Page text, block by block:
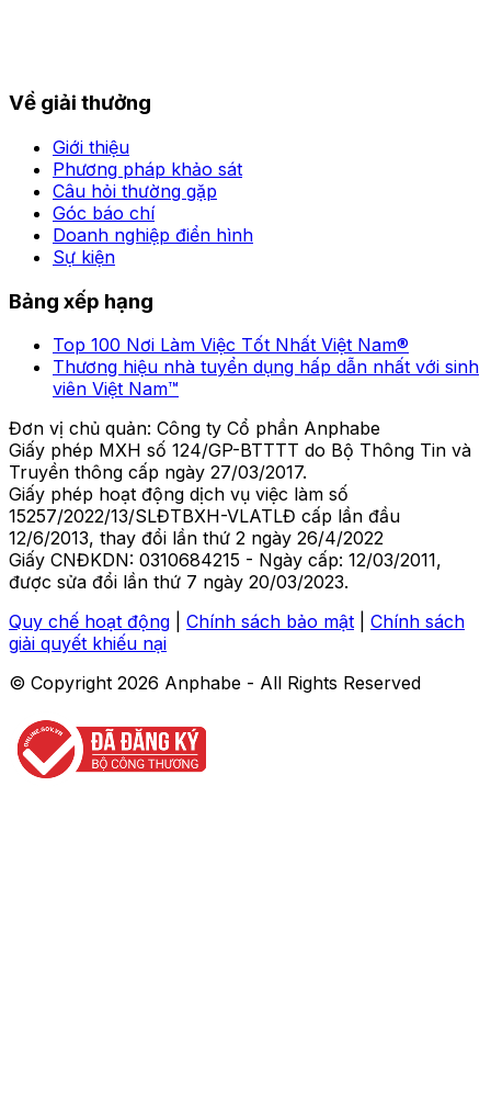
Về giải thưởng
Giới thiệu
Phương pháp khảo sát
Câu hỏi thường gặp
Góc báo chí
Doanh nghiệp điển hình
Sự kiện
Bảng xếp hạng
Top 100 Nơi Làm Việc Tốt Nhất Việt Nam®
Thương hiệu nhà tuyển dụng hấp dẫn nhất với sinh
viên Việt Nam™
Đơn vị chủ quản: Công ty Cổ phần Anphabe
Giấy phép MXH số 124/GP-BTTTT do Bộ Thông Tin và
Truyền thông cấp ngày 27/03/2017.
Giấy phép hoạt động dịch vụ việc làm số
15257/2022/13/SLĐTBXH-VLATLĐ cấp lần đầu
12/6/2013, thay đổi lần thứ 2 ngày 26/4/2022
Giấy CNĐKDN: 0310684215 - Ngày cấp: 12/03/2011,
được sửa đổi lần thứ 7 ngày 20/03/2023.
Quy chế hoạt động
Chính sách bảo mật
Chính sách
giải quyết khiếu nại
© Copyright 2026 Anphabe - All Rights Reserved